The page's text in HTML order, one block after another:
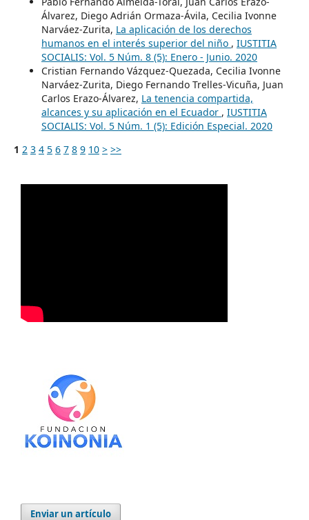
Álvarez, Diego Adrián Ormaza-Ávila, Cecilia Ivonne
Narváez-Zurita, La aplicación de los derechos
humanos en el interés superior del niño , IUSTITIA
SOCIALIS: Vol. 5 Núm. 8 (5): Enero - Junio. 2020
Cristian Fernando Vázquez-Quezada, Cecilia Ivonne
Narváez-Zurita, Diego Fernando Trelles-Vicuña, Juan
Carlos Erazo-Álvarez, La tenencia compartida,
alcances y su aplicación en el Ecuador , IUSTITIA
SOCIALIS: Vol. 5 Núm. 1 (5): Edición Especial. 2020
1 2 3 4 5 6 7 8 9 10 > >>
Enviar un artículo